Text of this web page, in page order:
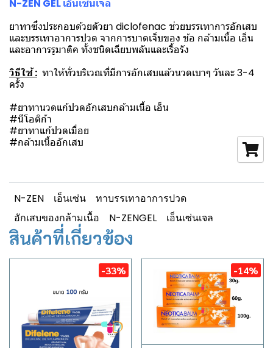
N-ZEN GEL เอ็นเซ่นเจล
ยาทาซึ่งประกอบด้วยตัวยา diclofenac ช่วยบรรเทาการอักเสบ
และบรรเทาอาการปวด จากการบาดเจ็บของ ข้อ กล้ามเนื้อ เอ็น
และอาการรูมาติค ทั้งชนิดเฉียบพลันและเรื้อรัง
วิธีใช้ : ทาให้ทั่วบริเวณที่มีการอักเสบแล้วนวดเบาๆ วันละ 3-4
ครั้ง
#ยาทานวดแก้ปวดอักเสบกล้ามเนื้อ เอ็น
#นีโอติก้า
#ยาทาแก้ปวดเมื่อย
#กล้ามเนื้ออักเสบ
N-ZEN เอ็นเซ่น
ทาบรรเทาอาการปวด
อักเสบของกล้ามเนื้อ
N-ZENGEL เอ็นเซ่นเจล
สินค้าที่เกี่ยวข้อง
-33% -14%